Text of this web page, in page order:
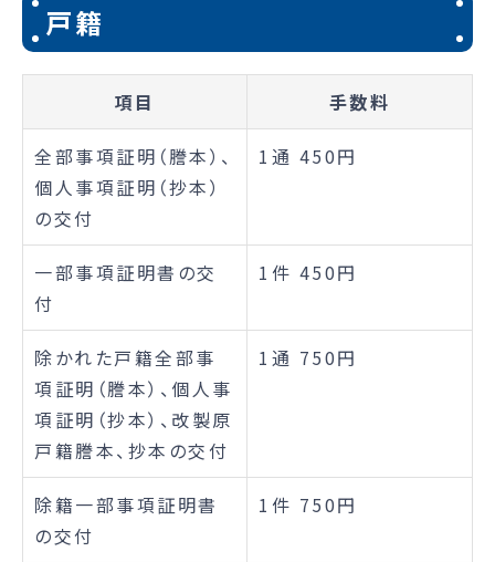
戸籍
項目 手数料
全部事項証明（謄本）、
個人事項証明（抄本）
の交付
1通 450円
一部事項証明書の交
付
1件 450円
除かれた戸籍全部事
項証明（謄本）、個人事
項証明（抄本）、改製原
戸籍謄本、抄本の交付
1通 750円
除籍一部事項証明書
の交付
1件 750円